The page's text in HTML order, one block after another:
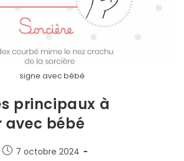
signe avec bébé
principaux à
bébé
7 octobre 2024